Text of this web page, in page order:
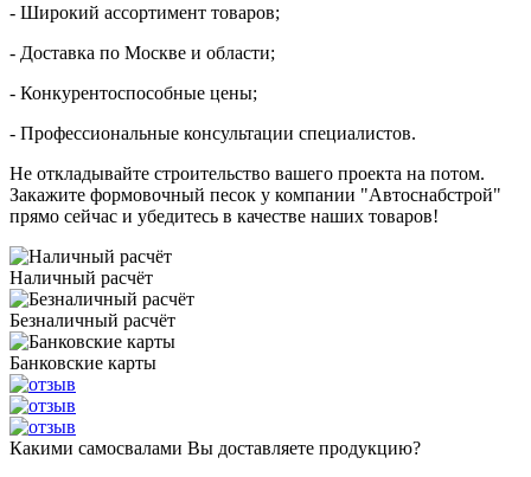
- Широкий ассортимент товаров;
- Доставка по Москве и области;
- Конкурентоспособные цены;
- Профессиональные консультации специалистов.
Не откладывайте строительство вашего проекта на потом.
Закажите формовочный песок у компании "Автоснабстрой"
прямо сейчас и убедитесь в качестве наших товаров!
Наличный расчёт
Безналичный расчёт
Банковские карты
Какими самосвалами Вы доставляете продукцию?